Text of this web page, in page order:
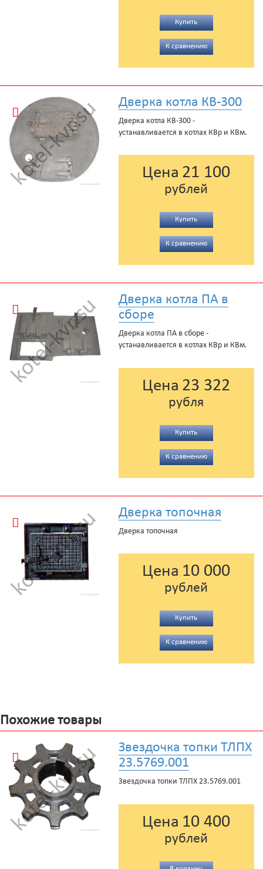
Купить
К сравнению
Дверка котла КВ-300
Дверка котла КВ-300 -
устанавливается в котлах КВр и КВм.
Цена 21 100
рублей
Купить
К сравнению
Дверка котла ПА в
сборе
Дверка котла ПА в сборе -
устанавливается в котлах КВр и КВм.
Цена 23 322
рубля
Купить
К сравнению
Дверка топочная
Дверка топочная
Цена 10 000
рублей
Купить
К сравнению
Похожие товары
Звездочка топки ТЛПХ
23.5769.001
Звездочка топки ТЛПХ 23.5769.001
Цена 10 400
рублей